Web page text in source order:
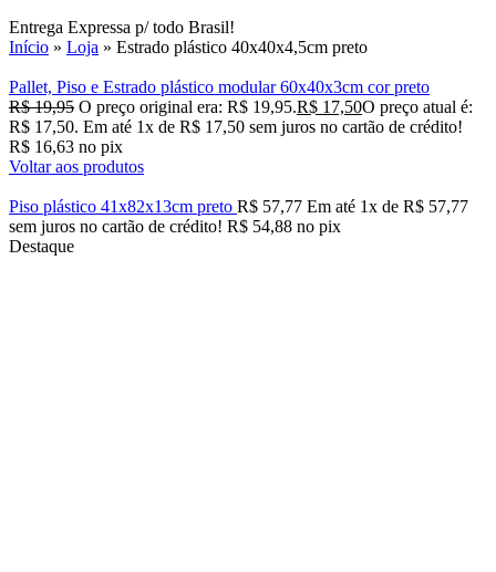
Entrega Expressa p/ todo Brasil!
Início » Loja » Estrado plástico 40x40x4,5cm preto
Pallet, Piso e Estrado plástico modular 60x40x3cm cor preto
R$19,95 O preço original era: R$ 19,95.R$ 17,50O preço atual é:
R$ 17,50. Em até 1x de R$ 17,50 sem juros no cartão de crédito!
R$ 16,63 no pix
Voltar aos produtos
Piso plástico 41x82x13cm preto R$ 57,77 Em até 1x de R$ 57,77
sem juros no cartão de crédito! R$ 54,88 no pix
Destaque